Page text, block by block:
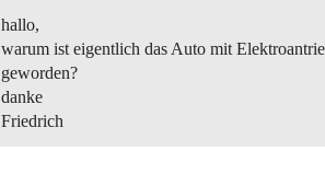
hallo,
warum ist eigentlich das Auto mit
geworden?
danke
Friedrich